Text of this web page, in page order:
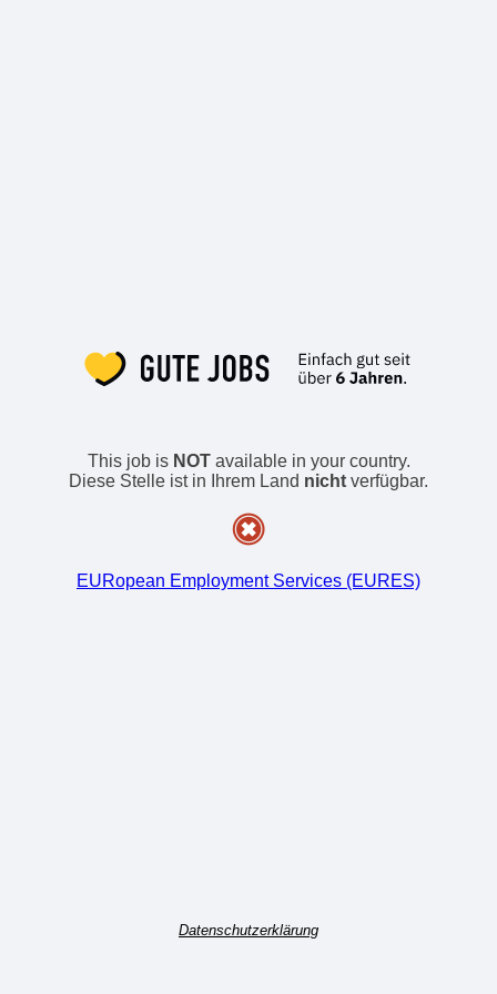
This job is NOTavailable in your country.
Diese Stelle ist in Ihrem Land nicht verfügbar.
EURopean Employment Services (EURES)
Datenschutzerklärung